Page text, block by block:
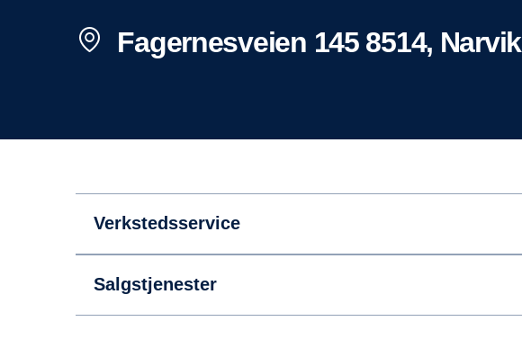
Fagernesveien 145 8514, Narvik
Verkstedsservice
Salgstjenester